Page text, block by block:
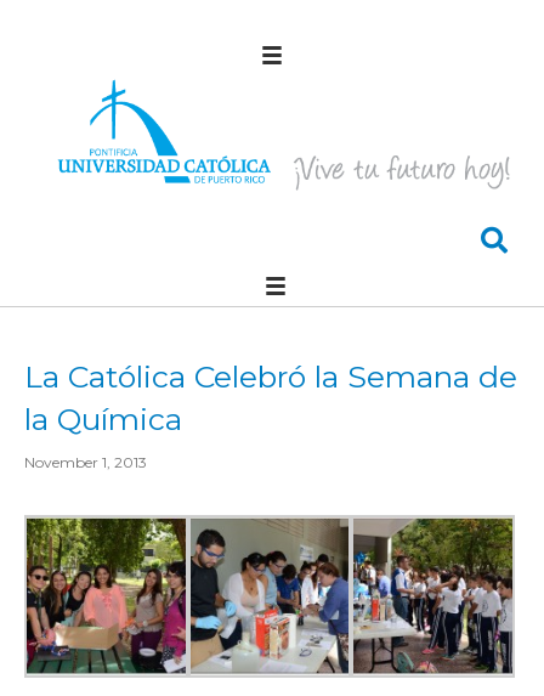
La Católica Celebró la Semana de
la Química
November 1, 2013